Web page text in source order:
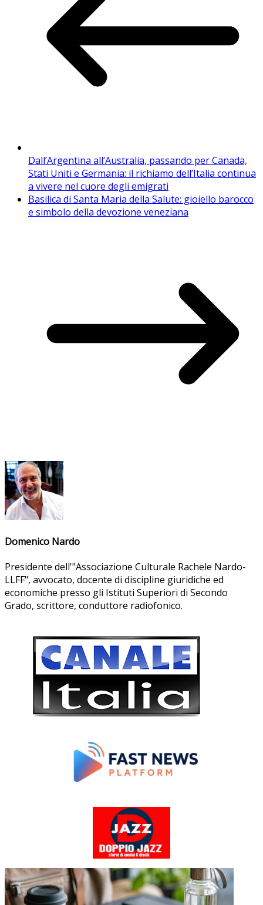
Dall’Argentina all’Australia, passando per Canada,
Stati Uniti e Germania: il richiamo dell’Italia continua
a vivere nel cuore degli emigrati
Basilica di Santa Maria della Salute: gioiello barocco
e simbolo della devozione veneziana
Domenico Nardo
Presidente dell'"Associazione Culturale Rachele Nardo-
LLFF", avvocato, docente di discipline giuridiche ed
economiche presso gli Istituti Superiori di Secondo
Grado, scrittore, conduttore radiofonico.